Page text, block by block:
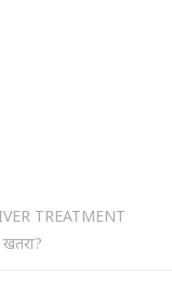
TREATMENT